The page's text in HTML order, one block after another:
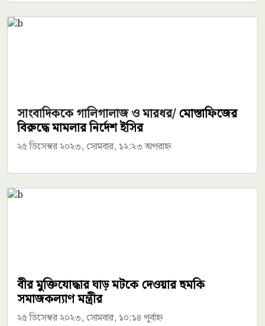
সাংবাদিককে গালিগালাজ ও মারধর/মোস্তাফিজের
বিরুদ্ধে মামলার নির্দেশ ইসির
২৫ ডিসেম্বর ২০২৩, সোমবার, ১২:২৩ অপরাহ্ন
বীর মুক্তিযোদ্ধার ঘাড় মটকে দেওয়ার হুমকি
সমাজকল্যাণ মন্ত্রীর
২৫ ডিসেম্বর ২০২৩, সোমবার, ১০:১৪ পূর্বাহ্ন